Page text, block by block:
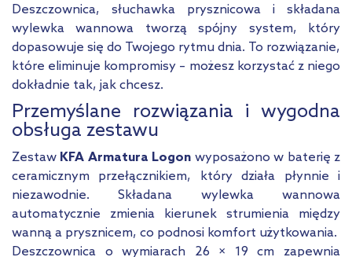
Deszczownica, słuchawka prysznicowa i składana
wylewka wannowa tworzą spójny system, który
dopasowuje się do Twojego rytmu dnia. To rozwiązanie,
które eliminuje kompromisy – możesz korzystać z niego
dokładnie tak, jak chcesz.
Przemyślane rozwiązania i wygodna
obsługa zestawu
Zestaw KFA Armatura Logon wyposażono w baterię z
ceramicznym przełącznikiem, który działa płynnie i
niezawodnie. Składana wylewka wannowa
automatycznie zmienia kierunek strumienia między
wanną a prysznicem, co podnosi komfort użytkowania.
Deszczownica o wymiarach 26 × 19 cm zapewnia